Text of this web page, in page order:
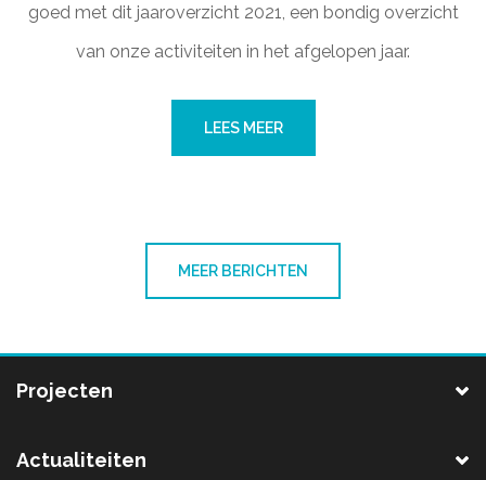
goed met dit jaaroverzicht 2021, een bondig overzicht
van onze activiteiten in het afgelopen jaar.
LEES MEER
MEER BERICHTEN
Projecten
Actualiteiten